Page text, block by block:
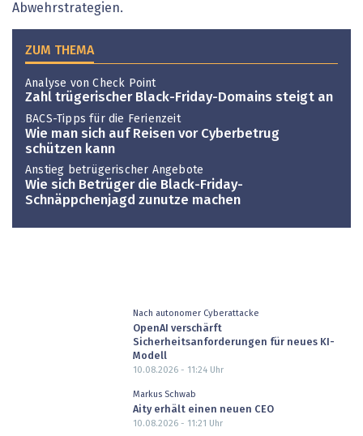
Abwehrstrategien.
ZUM THEMA
Analyse von Check Point
Zahl trügerischer Black-Friday-Domains steigt an
BACS-Tipps für die Ferienzeit
Wie man sich auf Reisen vor Cyberbetrug
schützen kann
Anstieg betrügerischer Angebote
Wie sich Betrüger die Black-Friday-
Schnäppchenjagd zunutze machen
Nach autonomer Cyberattacke
OpenAI verschärft
Sicherheitsanforderungen für neues KI-
Modell
10.08.2026 - 11:24Uhr
Markus Schwab
Aity erhält einen neuen CEO
10.08.2026 - 11:21 Uhr